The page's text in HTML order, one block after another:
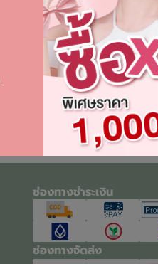
ช่องทางชำระเงิน
ช่องทางจัดส่ง